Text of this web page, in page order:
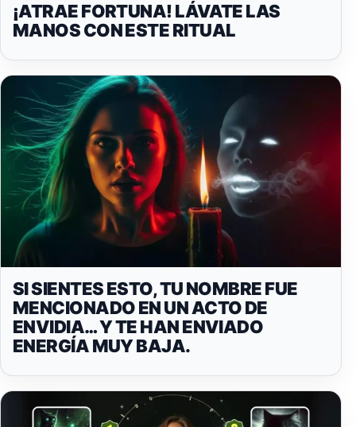
¡ATRAE FORTUNA! LÁVATE LAS
MANOS CON ESTE RITUAL
SI SIENTES ESTO, TU NOMBRE FUE
MENCIONADO EN UN ACTO DE
ENVIDIA… Y TE HAN ENVIADO
ENERGÍA MUY BAJA.